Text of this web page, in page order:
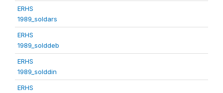
ERHS
1989_soldars
ERHS
1989_solddeb
ERHS
1989_solddin
ERHS